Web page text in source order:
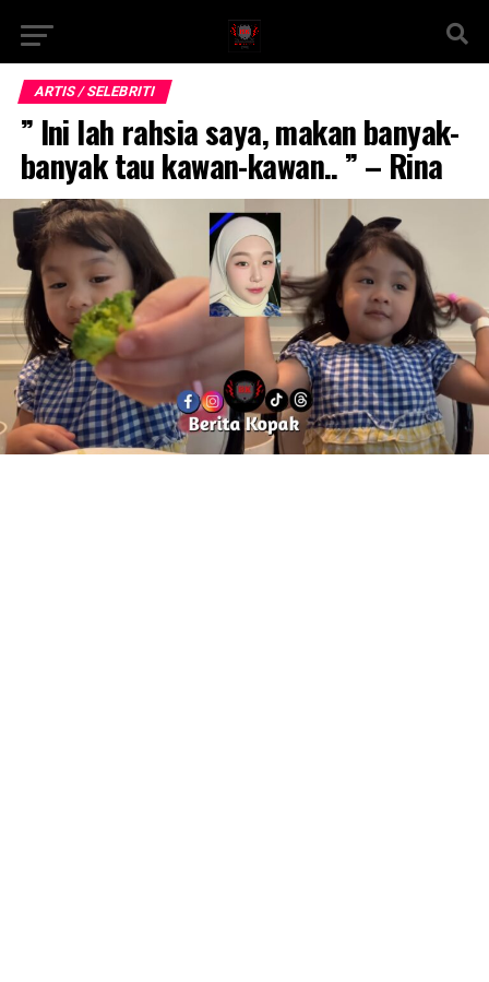
ARTIS / SELEBRITI
” Ini lah rahsia saya, makan banyak-
banyak tau kawan-kawan.. ” – Rina